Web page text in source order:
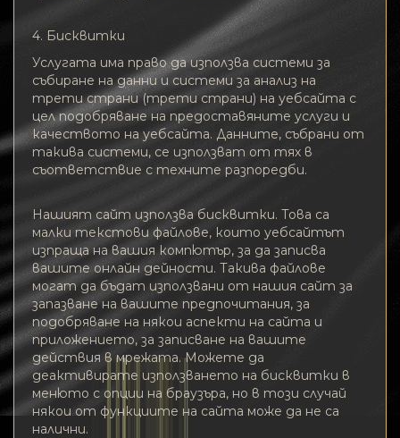
4. Бисквитки
Услугата има право да използва системи за
събиране на данни и системи за анализ на
трети страни (трети страни) на уебсайта с
цел подобряване на предоставяните услуги и
качеството на уебсайта. Данните, събрани от
такива системи, се използват от тях в
съответствие с техните разпоредби.
Нашият сайт използва бисквитки. Това са
малки текстови файлове, които уебсайтът
изпраща на вашия компютър, за да записва
вашите онлайн дейности. Такива файлове
могат да бъдат използвани от нашия сайт за
запазване на вашите предпочитания, за
подобряване на някои аспекти на сайта и
приложението, за записване на вашите
действия в мрежата. Можете да
деактивирате използването на бисквитки в
менюто с опции на браузъра, но в този случай
някои от функциите на сайта може да не са
налични.